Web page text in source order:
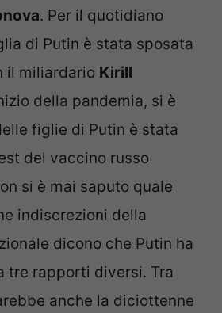
. Per il quotidiano
di Putin è stata sposata
il miliardario Kirill
della pandemia, si è
figlie di Putin è stata
del vaccino russo
si è mai saputo quale
indiscrezioni della
dicono che Putin ha
tre rapporti diversi. Tra
anche la diciottenne